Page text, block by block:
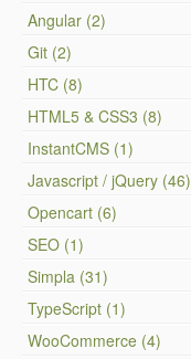
Angular (2)
Git (2)
HTC (8)
HTML5 & CSS3 (8)
InstantCMS (1)
Javascript / jQuery (46)
Opencart (6)
SEO (1)
Simpla (31)
TypeScript (1)
WooCommerce (4)